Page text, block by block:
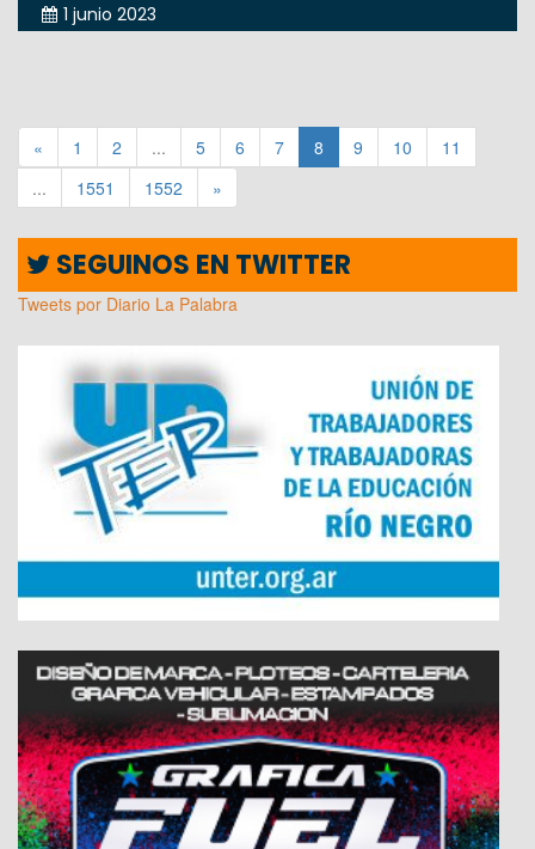
1 junio 2023
« 1 2 ... 5 6 7 8 9 10
11
...
1551 1552 »
SEGUINOS EN TWITTER
Tweets por Diario La Palabra